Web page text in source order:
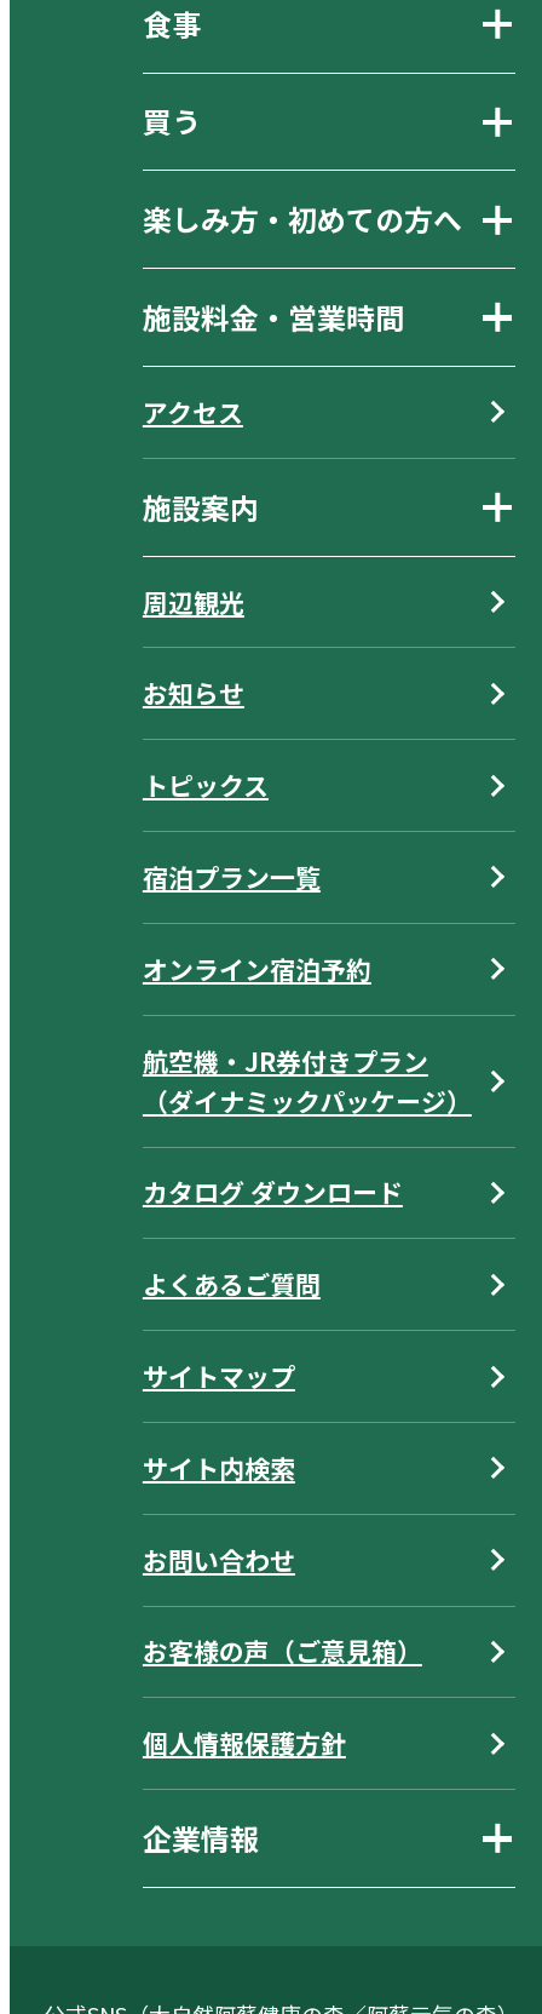
食事
買う
楽しみ方・初めての方へ
施設料金・営業時間
アクセス
施設案内
周辺観光
お知らせ
トピックス
宿泊プラン一覧
オンライン宿泊予約
航空機・JR券付きプラン
（ダイナミックパッケージ）
カタログ ダウンロード
よくあるご質問
サイトマップ
サイト内検索
お問い合わせ
お客様の声（ご意見箱）
個人情報保護方針
企業情報